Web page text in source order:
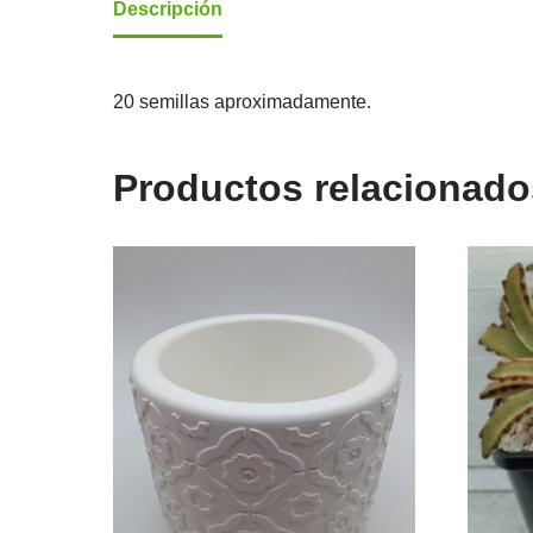
Descripción
20 semillas aproximadamente.
Productos